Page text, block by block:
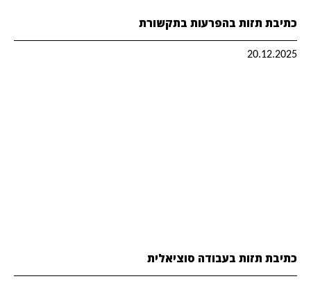
כתיבת תזות בהפרעות בתקשורת
20.12.2025
כתיבת תזות בעבודה סוציאלית